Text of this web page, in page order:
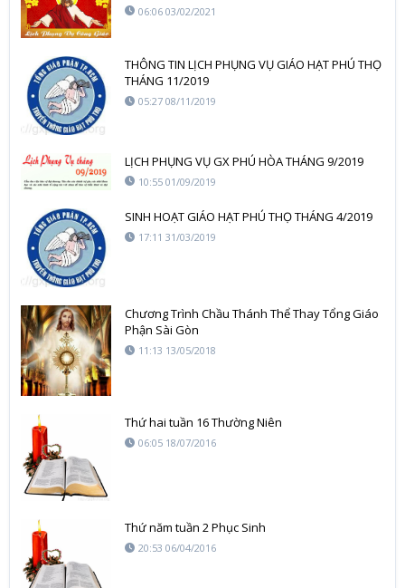
06:06 03/02/2021
THÔNG TIN LỊCH PHỤNG VỤ GIÁO HẠT PHÚ THỌ
THÁNG 11/2019
05:27 08/11/2019
LỊCH PHỤNG VỤ GX PHÚ HÒA THÁNG 9/2019
10:55 01/09/2019
SINH HOẠT GIÁO HẠT PHÚ THỌ THÁNG 4/2019
17:11 31/03/2019
Chương Trình Chầu Thánh Thể Thay Tổng Giáo
Phận Sài Gòn
11:13 13/05/2018
Thứ hai tuần 16 Thường Niên
06:05 18/07/2016
Thứ năm tuần 2 Phục Sinh
20:53 06/04/2016